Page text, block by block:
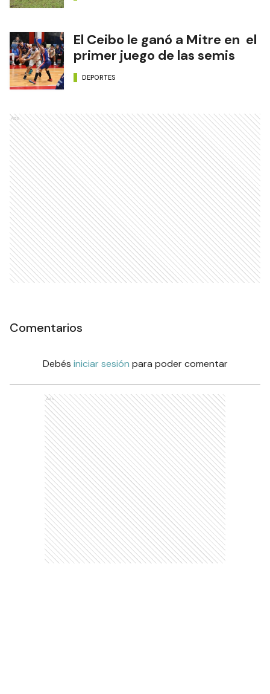
El Ceibo le ganó a Mitre en el
primer juego de las semis
DEPORTES
Ads
Comentarios
Debés iniciar sesión para poder comentar
Ads